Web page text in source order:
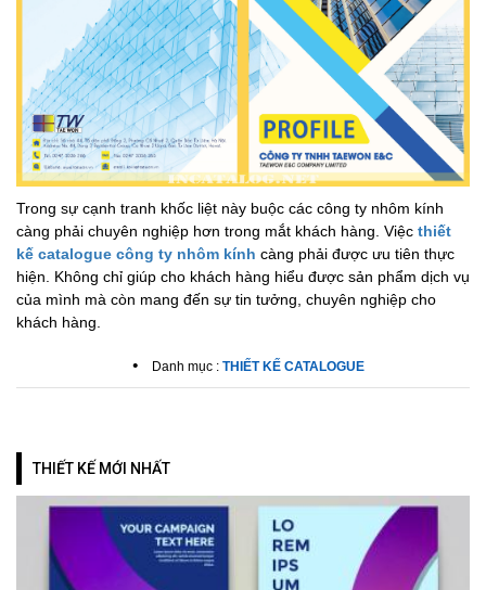
Trong sự cạnh tranh khốc liệt này buộc các công ty nhôm kính
càng phải chuyên nghiệp hơn trong mắt khách hàng. Việc thiết
kế catalogue công ty nhôm kính càng phải được ưu tiên thực
hiện. Không chỉ giúp cho khách hàng hiểu được sản phẩm dịch vụ
của mình mà còn mang đến sự tin tưởng, chuyên nghiệp cho
khách hàng.
• Danh mục : THIẾT KẾ CATALOGUE
THIẾT KẾ MỚI NHẤT